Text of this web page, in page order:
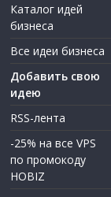
Каталог идей
бизнеса
Все идеи бизнеса
Добавить свою
идею
RSS-лента
-25% на все VPS
по промокоду
HOBIZ